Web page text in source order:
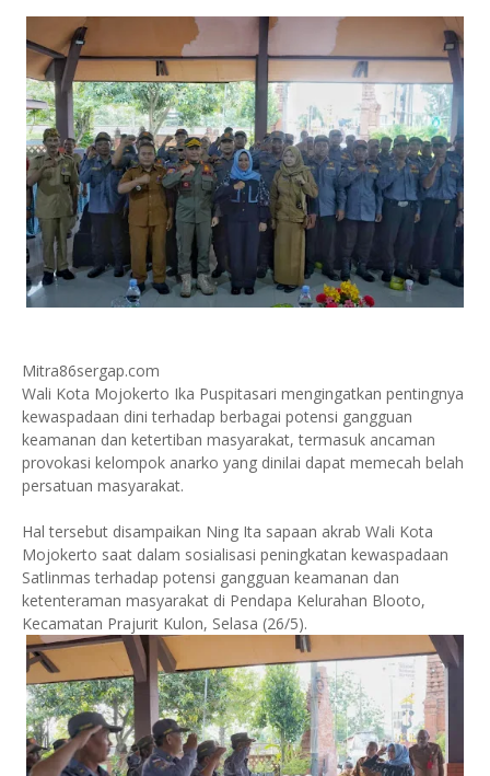
Mitra86sergap.com
Wali Kota Mojokerto Ika Puspitasari mengingatkan pentingnya
kewaspadaan dini terhadap berbagai potensi gangguan
keamanan dan ketertiban masyarakat, termasuk ancaman
provokasi kelompok anarko yang dinilai dapat memecah belah
persatuan masyarakat.
Hal tersebut disampaikan Ning Ita sapaan akrab Wali Kota
Mojokerto saat dalam sosialisasi peningkatan kewaspadaan
Satlinmas terhadap potensi gangguan keamanan dan
ketenteraman masyarakat di Pendapa Kelurahan Blooto,
Kecamatan Prajurit Kulon, Selasa (26/5).